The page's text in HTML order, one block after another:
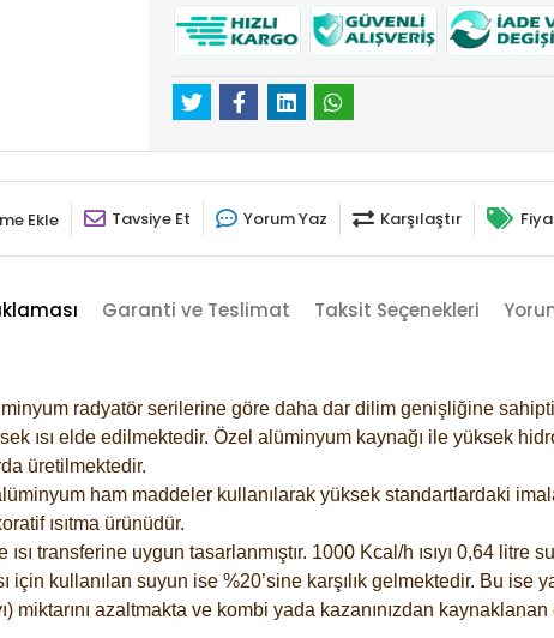
Ekle Tavsiye Et Yorum Yaz Karşılaştır
Garanti ve Teslimat Taksit Seçenekleri
radyatör serilerine göre daha dar dilim genişliğine
ısı elde edilmektedir. Özel alüminyum kaynağı ile yüksek
üretilmektedir.
ham maddeler kullanılarak yüksek standartlardaki
ısıtma ürünüdür.
transferine uygun tasarlanmıştır. 1000 Kcal/h ısıyı 0,64 litre
için kullanılan suyun ise %20’sine karşılık gelmektedir. Bu ise
miktarını azaltmakta ve kombi yada kazanınızdan